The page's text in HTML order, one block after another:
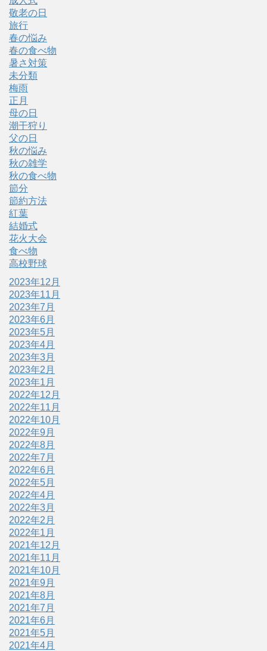
敬老の日
旅行
春の悩み
春の食べ物
暑さ対策
未分類
梅雨
正月
母の日
潮干狩り
父の日
秋の悩み
秋の雑学
秋の食べ物
節分
節約方法
紅葉
結婚式
花火大会
食べ物
高校野球
2023年12月
2023年11月
2023年7月
2023年6月
2023年5月
2023年4月
2023年3月
2023年2月
2023年1月
2022年12月
2022年11月
2022年10月
2022年9月
2022年8月
2022年7月
2022年6月
2022年5月
2022年4月
2022年3月
2022年2月
2022年1月
2021年12月
2021年11月
2021年10月
2021年9月
2021年8月
2021年7月
2021年6月
2021年5月
2021年4月